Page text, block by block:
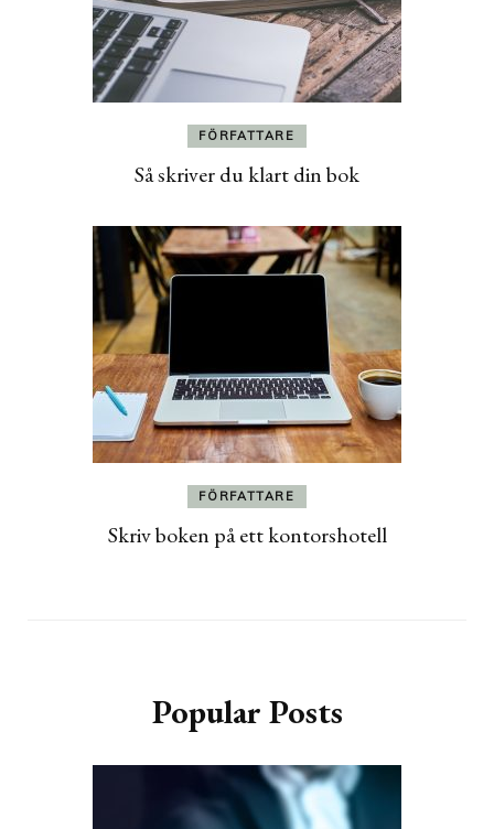
FÖRFATTARE
Så skriver du klart din bok
FÖRFATTARE
Skriv boken på ett kontorshotell
Popular Posts